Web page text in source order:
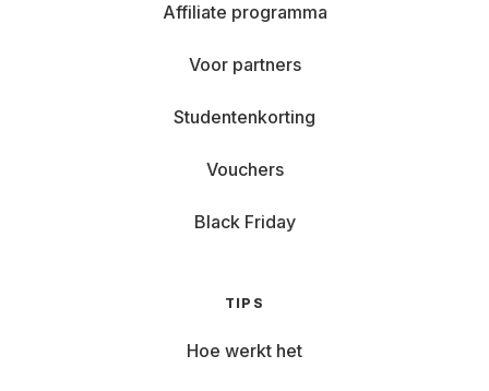
Affiliate programma
Voor partners
Studentenkorting
Vouchers
Black Friday
TIPS
Hoe werkt het